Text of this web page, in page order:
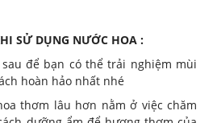
SỬ DỤNG NƯỚC HOA :
để bạn có thể trải nghiệm mùi
hoàn hảo nhất nhé
thơm lâu hơn nằm ở việc chăm